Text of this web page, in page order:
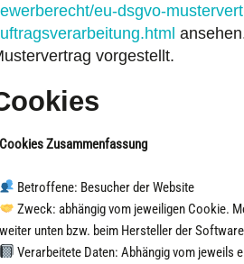
eu-dsgvo-
vorgestellt.
Cookies Zusammenfassung
Betroffene: Besucher der Website
Zweck: abhängig vom jeweiligen Cookie.
weiter unten bzw. beim Hersteller der
Verarbeitete Daten: Abhängig vom jeweils